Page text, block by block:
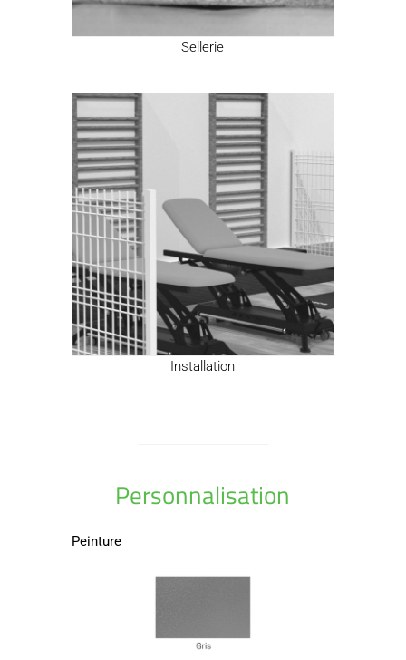
Sellerie
Installation
Personnalisation
Peinture